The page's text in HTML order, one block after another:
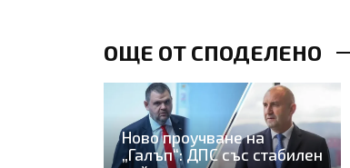
ОЩЕ ОТ СПОДЕЛЕНО
Ново проучване на
„Галъп“: ДПС със стабилен